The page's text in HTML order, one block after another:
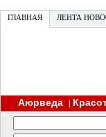
ГЛАВНАЯ ЛЕНТА
Аюрведа |